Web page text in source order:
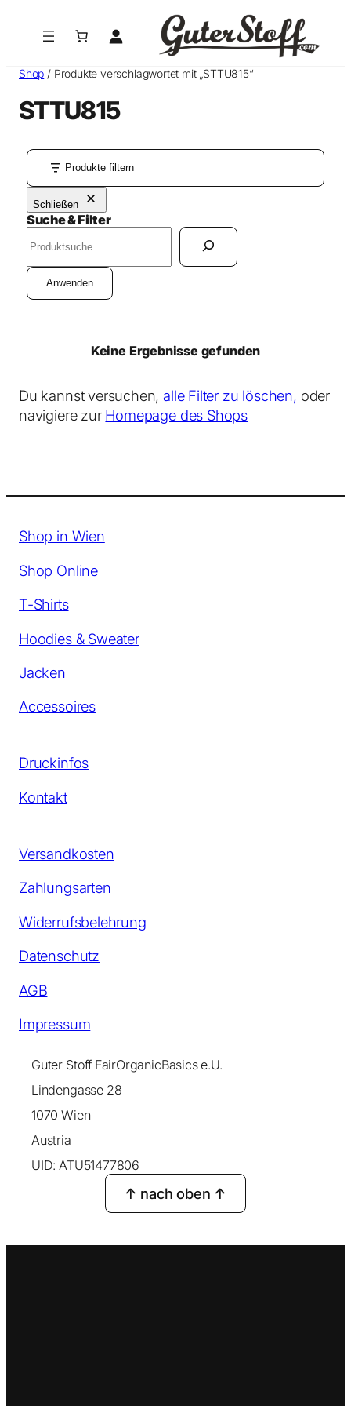
Shop / Produkte verschlagwortet mit „STTU815“
STTU815
Produkte filtern
Schließen
Suche & Filter
u
c
e
Anwenden
Keine Ergebnisse gefunden
Du kannst versuchen,alle Filter zu löschen, oder
navigiere zur Homepage des Shops
Shop in Wien
Shop Online
T-Shirts
Hoodies & Sweater
Jacken
Accessoires
Druckinfos
Kontakt
Versandkosten
Zahlungsarten
Widerrufsbelehrung
Datenschutz
AGB
Impressum
Guter Stoff FairOrganicBasics e.U.
Lindengasse 28
1070 Wien
Austria
UID: ATU51477806
↑ nach oben ↑